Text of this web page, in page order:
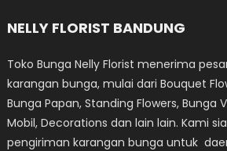
NELLY FLORIST BANDUNG
Toko Bunga Nelly Florist menerima
karangan bunga, mulai dari Bouquet
Bunga Papan, Standing Flowers, Bunga
Mobil, Decorations dan lain lain. Kami
pengiriman karangan bunga untuk